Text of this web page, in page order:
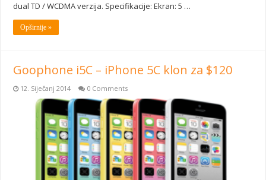
dual TD / WCDMA verzija. Specifikacije: Ekran: 5 …
Opširnije »
Goophone i5C – iPhone 5C klon za $120
12. Siječanj 2014 0 Comments